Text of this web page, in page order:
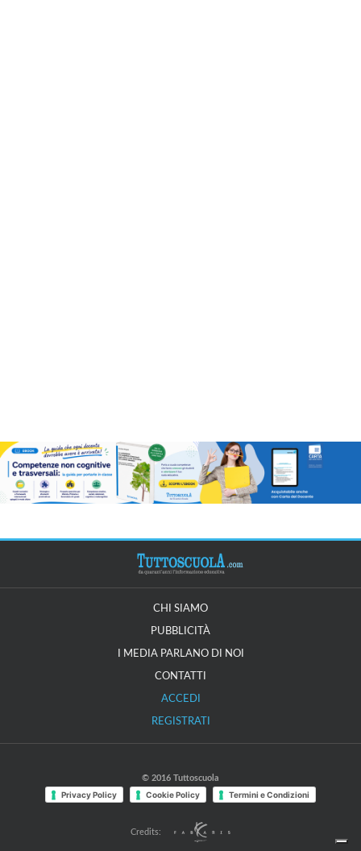
CHI SIAMO
PUBBLICITÀ
I MEDIA PARLANO DI NOI
CONTATTI
ACCEDI
REGISTRATI
© 2016 Tuttoscuola
Privacy Policy Cookie Policy Termini e Condizioni
Credits: